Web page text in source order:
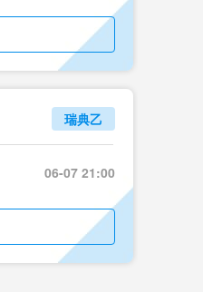
瑞典乙
06-07 21:00